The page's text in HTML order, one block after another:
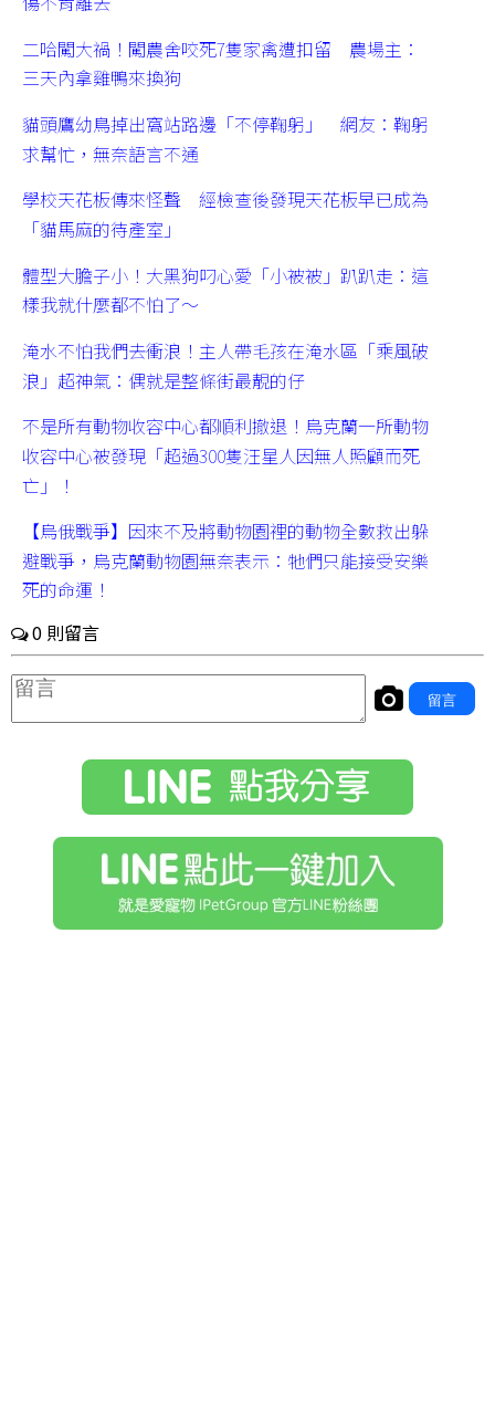
二哈闖大禍！闖農舍咬死7隻家禽遭扣留 農場主：
三天內拿雞鴨來換狗
貓頭鷹幼鳥掉出窩站路邊「不停鞠躬」 網友：鞠躬
求幫忙，無奈語言不通
學校天花板傳來怪聲 經檢查後發現天花板早已成為
「貓馬麻的待產室」
體型大膽子小！大黑狗叼心愛「小被被」趴趴走：這
樣我就什麼都不怕了～
淹水不怕我們去衝浪！主人帶毛孩在淹水區「乘風破
浪」超神氣：偶就是整條街最靚的仔
不是所有動物收容中心都順利撤退！烏克蘭一所動物
收容中心被發現「超過300隻汪星人因無人照顧而死
亡」！
【烏俄戰爭】因來不及將動物園裡的動物全數救出躲
避戰爭，烏克蘭動物園無奈表示：牠們只能接受安樂
死的命運！